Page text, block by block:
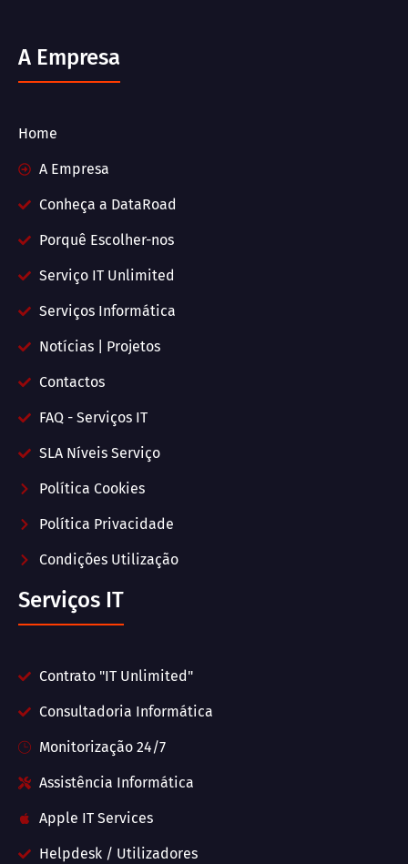
A Empresa
Home
A Empresa
Conheça a DataRoad
Porquê Escolher-nos
Serviço IT Unlimited
Serviços Informática
Notícias | Projetos
Contactos
FAQ - Serviços IT
SLA Níveis Serviço
Política Cookies
Política Privacidade
Condições Utilização
Serviços IT
Contrato "IT Unlimited"
Consultadoria Informática
Monitorização 24/7
Assistência Informática
Apple IT Services
Helpdesk / Utilizadores